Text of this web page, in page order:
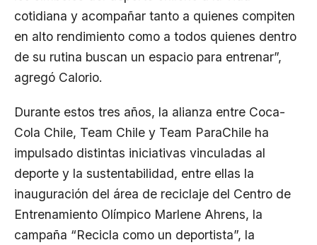
cotidiana y acompañar tanto a quienes compiten
en alto rendimiento como a todos quienes dentro
de su rutina buscan un espacio para entrenar”,
agregó Calorio.
Durante estos tres años, la alianza entre Coca-
Cola Chile, Team Chile y Team ParaChile ha
impulsado distintas iniciativas vinculadas al
deporte y la sustentabilidad, entre ellas la
inauguración del área de reciclaje del Centro de
Entrenamiento Olímpico Marlene Ahrens, la
campaña “Recicla como un deportista”, la